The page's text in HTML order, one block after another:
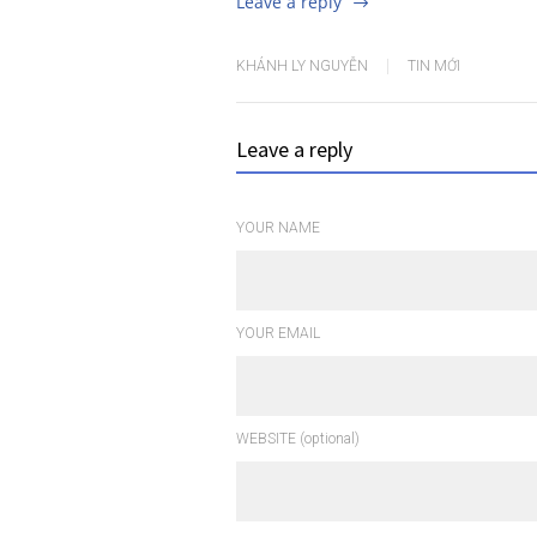
KHÁNH LY NGUYỄN TIN MỚI
Leave a reply
YOUR NAME
YOUR EMAIL
WEBSITE (optional)